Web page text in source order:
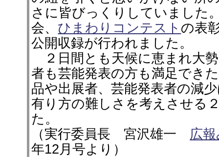
さに皆びっくりしていました
会、 ひまわりコンテスト の表
公開収録が行われました。
２日間とも天候に恵まれ大
者も芸能発表の方も満足でき
品や出展者、芸能発表者の減
有り方の難しさを考えさせる
た。
（実行委員長 宮沢雄一 広
年12月号より）